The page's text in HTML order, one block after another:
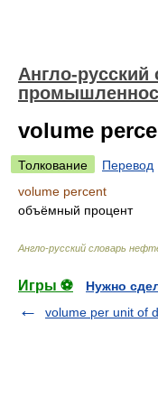
Англо-русский
volume
Толкование
Перевод
volume percent
объёмный процент
Англо-русский словарь
Игры ⚽
Нужно
volume per unit of